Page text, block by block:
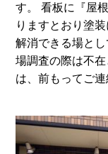
す。 看板に『屋
りますとおり塗
解消できる場と
場調査の際は不
は、前もってご